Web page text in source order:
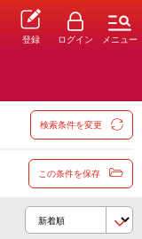
登録 ログイン メニュー
検索条件を変更
この条件を保存